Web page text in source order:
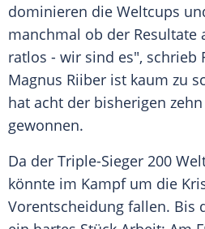
dominieren die Weltcups
manchmal ob der Resultate
ratlos - wir sind es", schrieb
Magnus Riiber ist kaum zu
hat acht der bisherigen
gewonnen.
Da der Triple-Sieger 200
könnte im Kampf um die
Vorentscheidung fallen. Bis